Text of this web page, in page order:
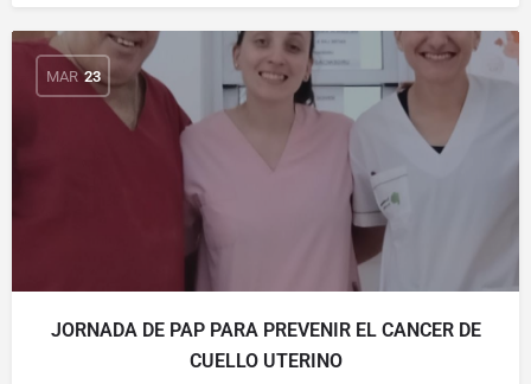
MAR 23
JORNADA DE PAP PARA PREVENIR EL CANCER DE
CUELLO UTERINO